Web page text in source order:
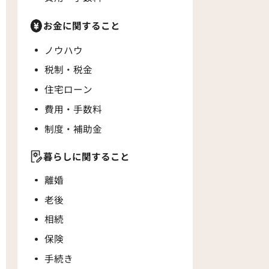
お金に関すること
ノウハウ
税制・税金
住宅ローン
費用・手数料
制度・補助金
暮らしに関すること
離婚
老後
相続
保険
手続き